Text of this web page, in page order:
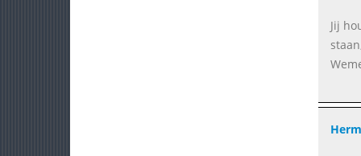
Jij